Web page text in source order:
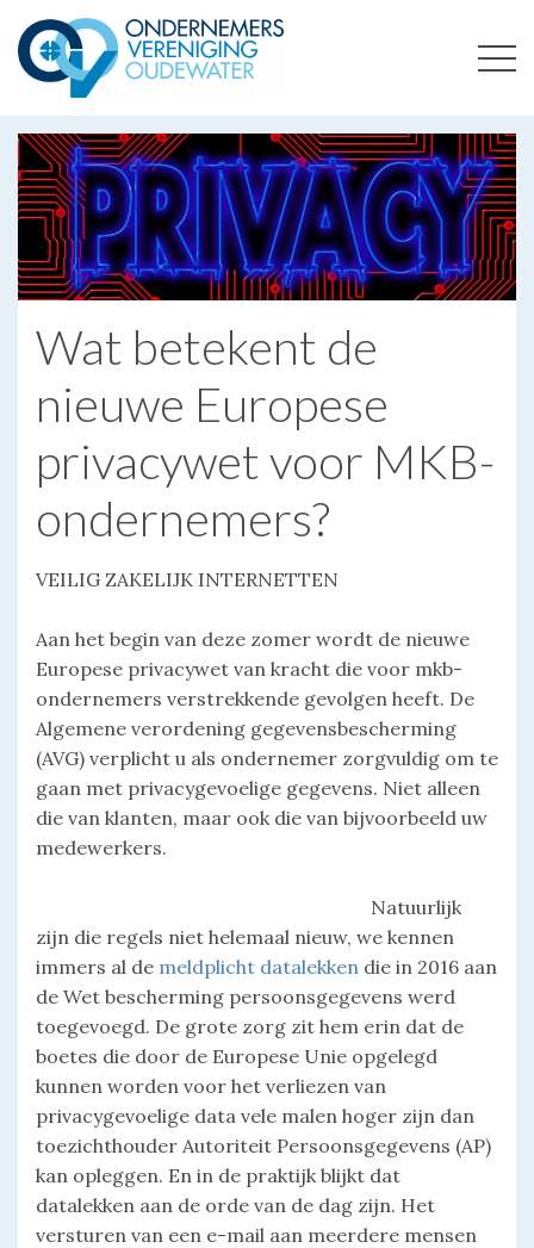
ONDERNEMERSVERENIGING OUDEWATER
Wat betekent de
nieuwe Europese
privacywet voor MKB-
ondernemers?
VEILIG ZAKELIJK INTERNETTEN
Aan het begin van deze zomer wordt de nieuwe
Europese privacywet van kracht die voor mkb-
ondernemers verstrekkende gevolgen heeft. De
Algemene verordening gegevensbescherming
(AVG) verplicht u als ondernemer zorgvuldig om te
gaan met privacygevoelige gegevens. Niet alleen
die van klanten, maar ook die van bijvoorbeeld uw
medewerkers.
Natuurlijk
zijn die regels niet helemaal nieuw, we kennen
immers al de meldplicht datalekken die in 2016 aan
de Wet bescherming persoonsgegevens werd
toegevoegd. De grote zorg zit hem erin dat de
boetes die door de Europese Unie opgelegd
kunnen worden voor het verliezen van
privacygevoelige data vele malen hoger zijn dan
toezichthouder Autoriteit Persoonsgegevens (AP)
kan opleggen. En in de praktijk blijkt dat
datalekken aan de orde van de dag zijn. Het
versturen van een e-mail aan meerdere mensen